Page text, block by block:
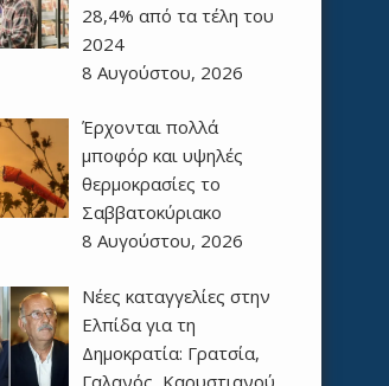
28,4% από τα τέλη του
2024
8 Αυγούστου, 2026
Έρχονται πολλά
μποφόρ και υψηλές
θερμοκρασίες το
Σαββατοκύριακο
8 Αυγούστου, 2026
Νέες καταγγελίες στην
Ελπίδα για τη
Δημοκρατία: Γρατσία,
Γαλανός, Καρυστιανού